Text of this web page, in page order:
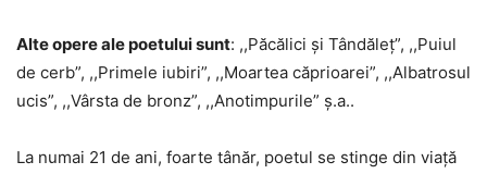
Alte opere ale poetului sunt: ,,Păcălici şi Tândăleț”, ,,Puiul
de cerb”, ,,Primele iubiri”, ,,Moartea căprioarei”, ,,Albatrosul
ucis”, ,,Vârsta de bronz”, ,,Anotimpurile” ș.a..
La numai 21 de ani, foarte tânăr, poetul se stinge din viaţă